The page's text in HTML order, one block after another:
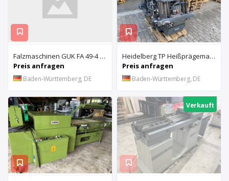
Falzmaschinen GUK FA 49-4 FN-TH + FA 49/2
Preis anfragen
Baden-Württemberg, DE
Heidelberg TP Heißprägemaschine TP
Preis anfragen
Baden-Württemberg, DE
Verkauft